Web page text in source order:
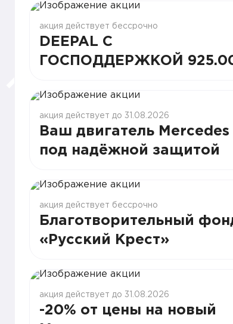
акция действует бессрочно
DEEPAL С
ГОСПОДДЕРЖКОЙ
акция действует до 31.08.2026
Ваш двигатель Mercedes
под надёжной защитой
акция действует бессрочно
Благотворительный
«Русский Крест»
акция действует до 31.08.2026
-20% от цены на новый